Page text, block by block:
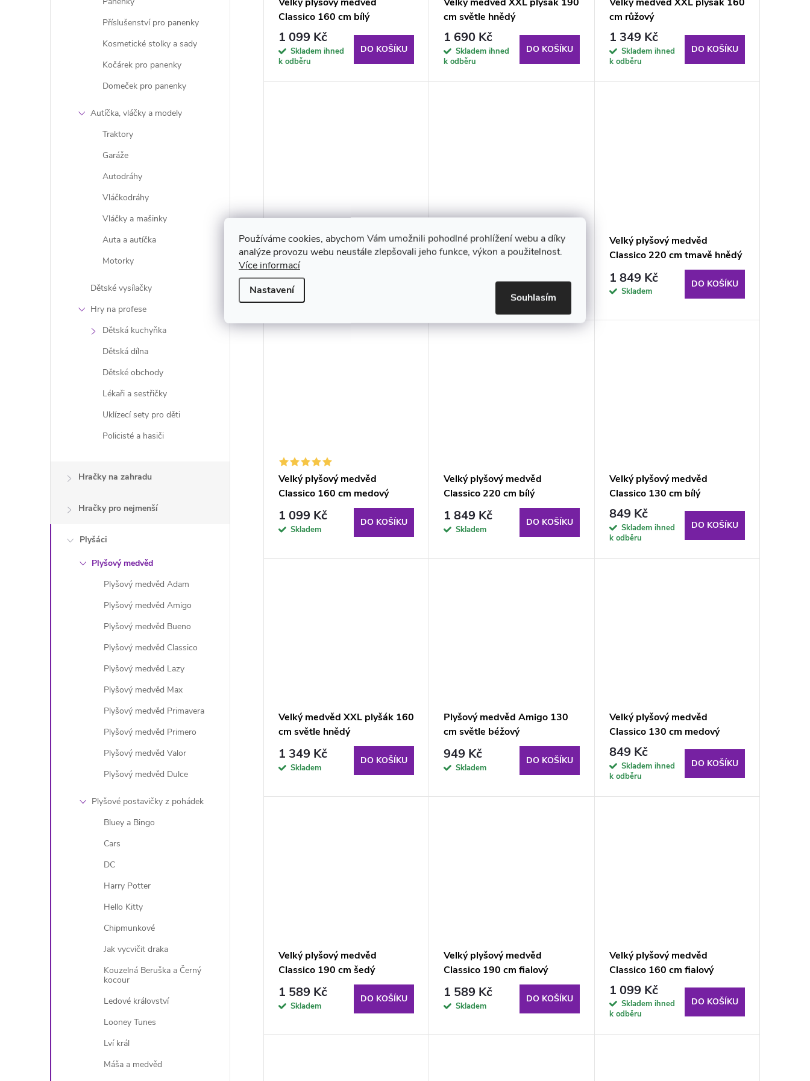
Používáme cookies, abychom Vám umožnili pohodlné prohlížení webu a díky
analýze provozu webu neustále zlepšovali jeho funkce, výkon a použitelnost.
Více informací
Nastavení
Souhlasím
Příslušenství pro panenky
Kosmetické stolky a sady
Kočárek pro panenky
Domeček pro panenky
Autíčka, vláčky a modely
Traktory
Garáže
Autodráhy
Vláčkodráhy
Vláčky a mašinky
Auta a autíčka
Motorky
Dětské vysílačky
Hry na profese
Dětská kuchyňka
Dětská dílna
Dětské obchody
Lékaři a sestřičky
Uklízecí sety pro děti
Policisté a hasiči
Hračky na zahradu
Hračky pro nejmenší
Plyšáci
Plyšový medvěd
Plyšový medvěd Adam
Plyšový medvěd Amigo
Plyšový medvěd Bueno
Plyšový medvěd Classico
Plyšový medvěd Lazy
Plyšový medvěd Max
Plyšový medvěd Primavera
Plyšový medvěd Primero
Plyšový medvěd Valor
Plyšový medvěd Dulce
Plyšové postavičky z pohádek
Bluey a Bingo
Cars
DC
Harry Potter
Hello Kitty
Chipmunkové
Jak vycvičit draka
Kouzelná Beruška a Černý
kocour
Ledové království
Looney Tunes
Lví král
Máša a medvěd
u
ů
Classico 160 cm bílý
1 099 Kč
Skladem ihned
k odběru
DO KOŠÍKU
cm světle hnědý
1 690 Kč
Skladem ihned
k odběru
DO KOŠÍKU
cm růžový
1 349 Kč
Skladem ihned
k odběru
DO KOŠÍKU
Velký plyšový medvěd
Classico 130 cm světle hnědý
849 Kč
Skladem ihned
k odběru
Velký plyšový medvěd
Classico 190 cm světle hnědý
DO KOŠÍKU
Velký plyšový medvěd
Classico 220 cm tmavě hnědý
1 849 Kč
Skladem
DO KOŠÍKU
Velký plyšový medvěd
Classico 160 cm medový
1 099 Kč
Skladem
DO KOŠÍKU
Velký plyšový medvěd
Classico 220 cm bílý
1 849 Kč
Skladem
DO KOŠÍKU
Velký plyšový medvěd
Classico 130 cm bílý
849 Kč
Skladem ihned
k odběru
DO KOŠÍKU
Velký medvěd XXL plyšák 160
cm světle hnědý
1 349 Kč
Skladem
DO KOŠÍKU
Plyšový medvěd Amigo 130
cm světle béžový
949 Kč
Skladem
DO KOŠÍKU
Velký plyšový medvěd
Classico 130 cm medový
849 Kč
Skladem ihned
k odběru
DO KOŠÍKU
Velký plyšový medvěd
Classico 190 cm šedý
1 589 Kč
Skladem
DO KOŠÍKU
Velký plyšový medvěd
Classico 190 cm fialový
1 589 Kč
Skladem
DO KOŠÍKU
Velký plyšový medvěd
Classico 160 cm fialový
1 099 Kč
Skladem ihned
k odběru
DO KOŠÍKU